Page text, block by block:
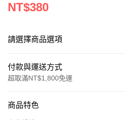
NT$380
請選擇商品選項
付款與運送方式
超取滿NT$1,800免運
信用卡一次付款
商品特色